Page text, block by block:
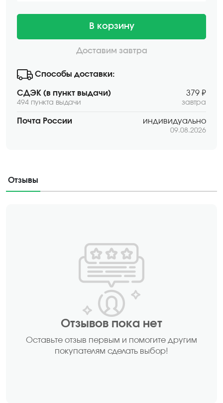
В корзину
Доставим завтра
Способы доставки:
СДЭК (в пункт выдачи)
494 пункта выдачи
379 ₽
завтра
Почта России индивидуально
09.08.2026
Отзывы
Отзывов пока нет
Оставьте отзыв первым и помогите другим
покупателям сделать выбор!